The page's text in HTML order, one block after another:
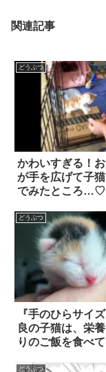
関連記事
どうぶつ
かわいすぎる！
が手を広げて子
でみたところ…♡
どうぶつ
『手のひらサイ
良の子猫は、栄
りのご飯を食べ
どうぶつ